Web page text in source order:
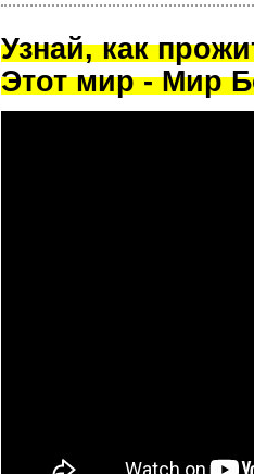
Узнай, как
Этот мир - Мир